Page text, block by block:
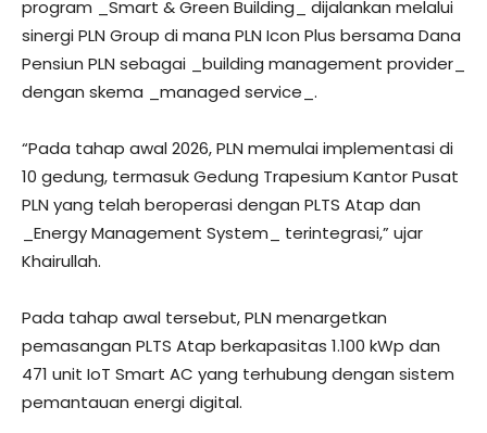
program _Smart & Green Building_ dijalankan melalui
sinergi PLN Group di mana PLN Icon Plus bersama Dana
Pensiun PLN sebagai _building management provider_
dengan skema _managed service_.
“Pada tahap awal 2026, PLN memulai implementasi di
10 gedung, termasuk Gedung Trapesium Kantor Pusat
PLN yang telah beroperasi dengan PLTS Atap dan
_Energy Management System_ terintegrasi,” ujar
Khairullah.
Pada tahap awal tersebut, PLN menargetkan
pemasangan PLTS Atap berkapasitas 1.100 kWp dan
471 unit IoT Smart AC yang terhubung dengan sistem
pemantauan energi digital.